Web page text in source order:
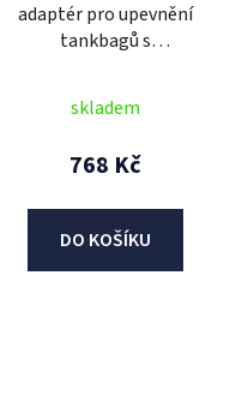
adaptér pro upevnění
tankbagů s
(víčka Yamaha/Ducati/MV
skladem
768 Kč
DO KOŠÍKU